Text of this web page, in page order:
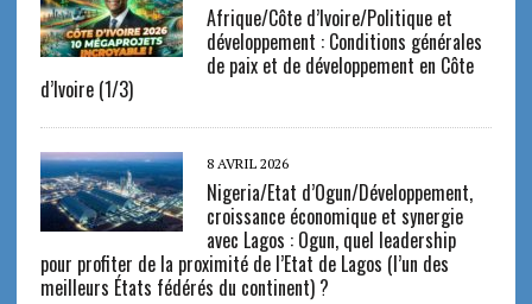
Afrique/Côte d’Ivoire/Politique et
développement : Conditions générales
de paix et de développement en Côte
d’Ivoire (1/3)
8 AVRIL 2026
Nigeria/Etat d’Ogun/Développement,
croissance économique et synergie
avec Lagos : Ogun, quel leadership
pour profiter de la proximité de l’Etat de Lagos (l’un des
meilleurs États fédérés du continent) ?